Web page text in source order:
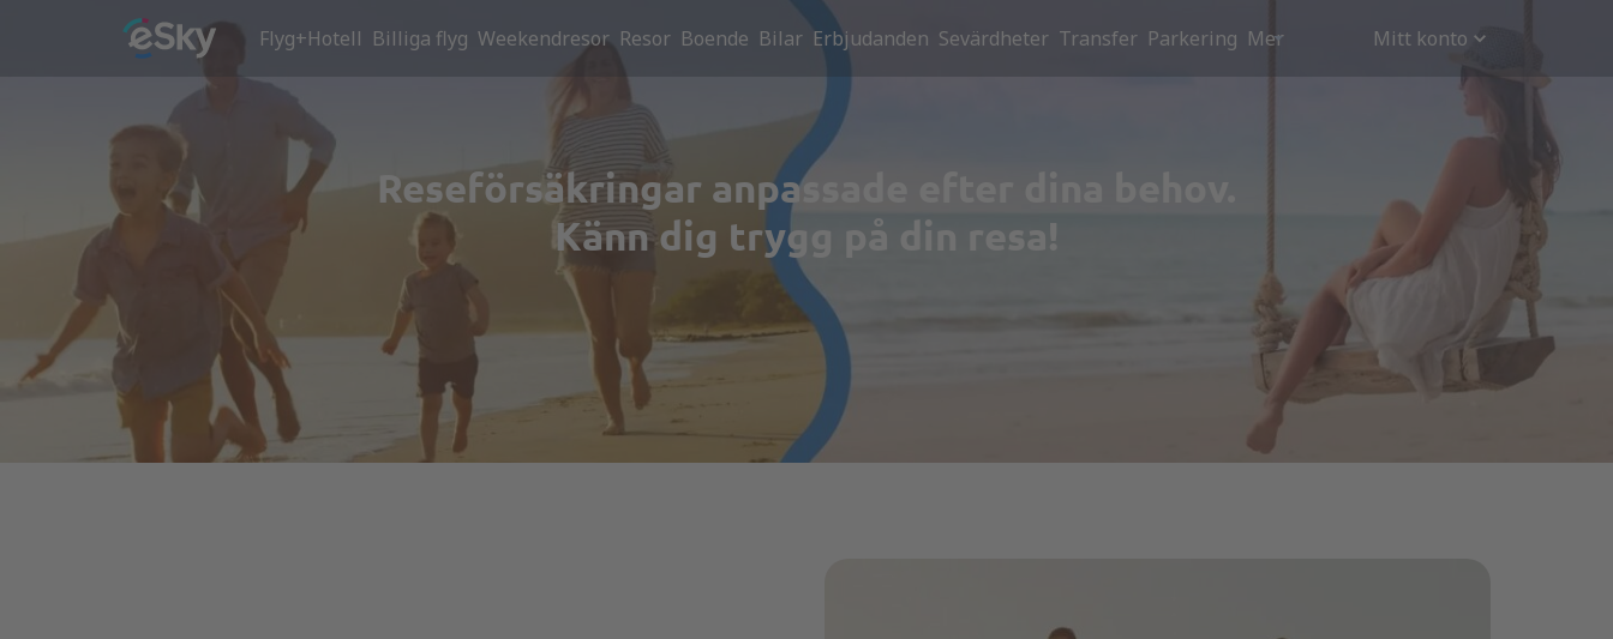
Flyg+Hotell Billiga flyg Weekendresor Resor Boende Bilar Erbjudanden Sevärdheter Transfer Parkering Mer Mitt konto
Reseförsäkringar anpassade efter dina behov.
Känn dig trygg på din resa!